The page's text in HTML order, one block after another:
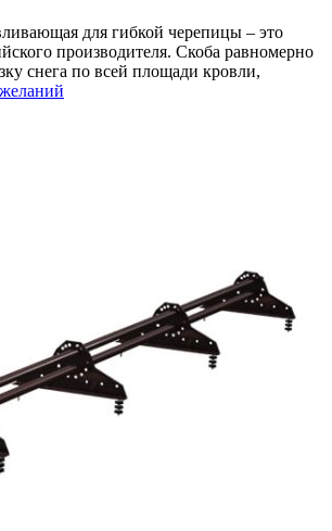
для гибкой черепицы – это
производителя. Скоба равномерно
снега по всей площади кровли,